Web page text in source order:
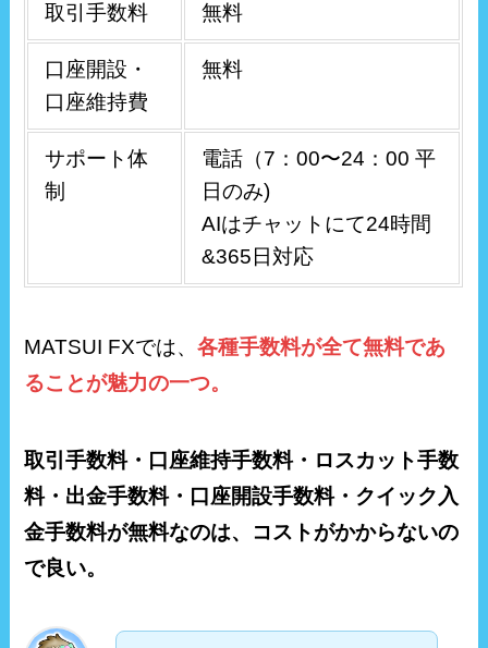
取引手数料 無料
口座開設・
口座維持費
無料
サポート体
制
電話（7：00〜24：00 平
日のみ)
AIはチャットにて24時間
&365日対応
MATSUI FXでは、各種手数料が全て無料であ
ることが魅力の一つ。
取引手数料・口座維持手数料・ロスカット手数
料・出金手数料・口座開設手数料・クイック入
金手数料が無料なのは、コストがかからないの
で良い。